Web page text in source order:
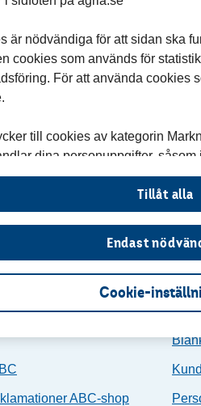
och försök igen.
ABC-shop
är nödvändiga för att sidan ska
cookies som används för
För att använda cookies
till cookies av kategorin
dina personuppgifter,
om din aktivitet på vår
du interagerat med sajten). Vi
unika identifieringsnummer med
vi behandlar personuppgifter
Endast
Tillåt alla
Cookie-